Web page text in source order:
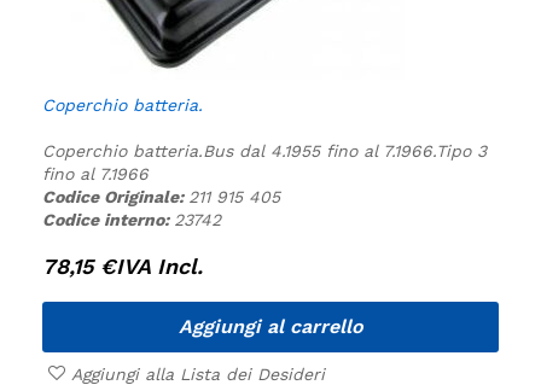
Coperchio batteria.
Coperchio batteria.Bus dal 4.1955 fino al 7.1966.Tipo 3
fino al 7.1966
Codice Originale: 211 915 405
Codice interno: 23742
78,15 €IVA Incl.
Aggiungi al carrello
Aggiungi alla Lista dei Desideri